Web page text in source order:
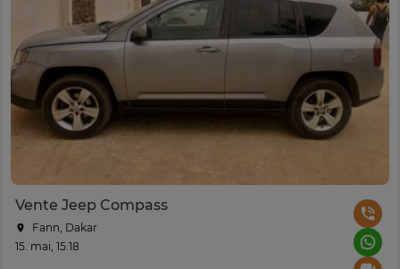
Vente Jeep Compass
Fann, Dakar
15. mai, 15:18